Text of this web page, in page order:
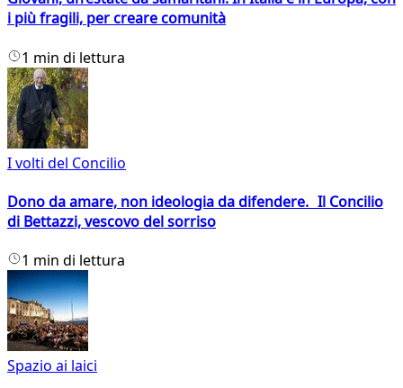
i più fragili, per creare comunità
1 min di lettura
I volti del Concilio
Dono da amare, non ideologia da difendere. Il Concilio
di Bettazzi, vescovo del sorriso
1 min di lettura
Spazio ai laici